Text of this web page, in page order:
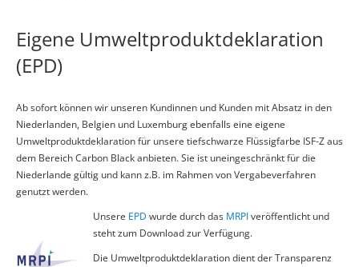
Eigene Umweltproduktdeklaration
(EPD)
Ab sofort können wir unseren Kundinnen und Kunden mit Absatz in den
Niederlanden, Belgien und Luxemburg ebenfalls eine eigene
Umweltproduktdeklaration für unsere tiefschwarze Flüssigfarbe ISF-Z aus
dem Bereich Carbon Black anbieten. Sie ist uneingeschränkt für die
Niederlande gültig und kann z.B. im Rahmen von Vergabeverfahren
genutzt werden.
Unsere EPD wurde durch das MRPIveröffentlicht und
steht zum Download zur Verfügung.
Die Umweltproduktdeklaration dient der Transparenz